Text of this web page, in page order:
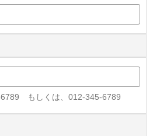
もしくは、012-345-6789